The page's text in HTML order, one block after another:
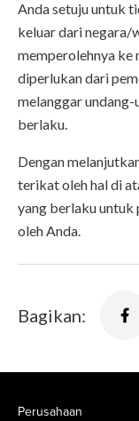
Anda setuju untuk
keluar dari negara/
memperolehnya ke
diperlukan dari
melanggar undang-
berlaku.
Dengan
terikat oleh hal di
yang berlaku untuk
oleh Anda.
Bagikan:
Perusahaan